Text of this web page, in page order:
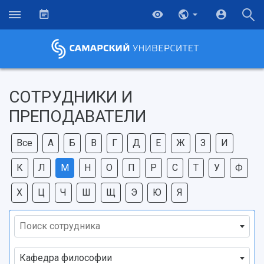
НАЗАД
СОТРУДНИКИ И
ПРЕПОДАВАТЕЛИ
Все А Б В Г Д Е Ж З И
К Л М Н О П Р С Т У Ф
Х Ц Ч Ш Щ Э Ю Я
Поиск сотрудника
Кафедра философии